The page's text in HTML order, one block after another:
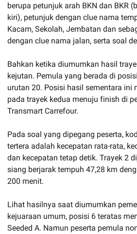
berupa petunjuk arah BKN dan BKR
kiri), petunjuk dengan clue nama
Kacam, Sekolah, Jembatan dan
dengan clue nama jalan, serta soal
Bahkan ketika diumumkan hasil
kejutan. Pemula yang berada di
urutan 20. Posisi hasil sementara ini
pada trayek kedua menuju finish di
Transmart Carrefour.
Pada soal yang dipegang peserta,
tertera adalah kecepatan rata-rata,
dan kecepatan tetap detik. Trayek 2
siang berjarak tempuh 47,28 km
200 menit.
Lihat hasilnya saat diumumkan
kejuaraan umum, posisi 6 teratas
Seeded A. Namun peserta pemula